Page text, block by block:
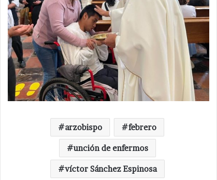
arzobispo febrero
unción de enfermos
víctor Sánchez Espinosa